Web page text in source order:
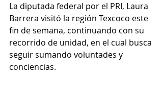
La diputada federal por el PRI, Laura
Barrera visitó la región Texcoco este
fin de semana, continuando con su
recorrido de unidad, en el cual busca
seguir sumando voluntades y
conciencias.